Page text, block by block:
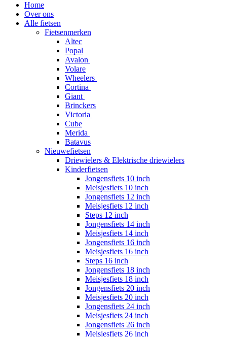
Home
Over ons
Alle fietsen
Fietsenmerken
Altec
Popal
Avalon
Volare
Wheelers
Cortina
Giant
Brinckers
Victoria
Cube
Merida
Batavus
Nieuwefietsen
Driewielers & Elektrische driewielers
Kinderfietsen
Jongensfiets 10 inch
Meisjesfiets 10 inch
Jongensfiets 12 inch
Meisjesfiets 12 inch
Steps 12 inch
Jongensfiets 14 inch
Meisjesfiets 14 inch
Jongensfiets 16 inch
Meisjesfiets 16 inch
Steps 16 inch
Jongensfiets 18 inch
Meisjesfiets 18 inch
Jongensfiets 20 inch
Meisjesfiets 20 inch
Jongensfiets 24 inch
Meisjesfiets 24 inch
Jongensfiets 26 inch
Meisjesfiets 26 inch